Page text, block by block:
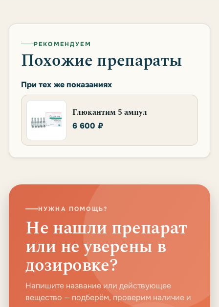
РЕКОМЕНДУЕМ
Похожие препараты
При тех же показаниях
Глюкантим 5 ампул
6 600 ₽
НУЖНА ПОМОЩЬ?
Не нашли препарат
или не уверены в
дозировке?
Напишите название или действующее
вещество — подберём, проверим наличие и